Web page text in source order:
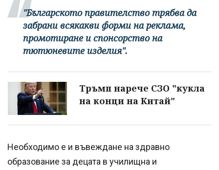
"Българското правителство трябва да
забрани всякакви форми на реклама,
промотиране и спонсорство на
тютюневите изделия".
Тръмп нарече СЗО "кукла
на конци на Китай"
Необходимо е и въвеждане на здравно
образование за децата в училищна и